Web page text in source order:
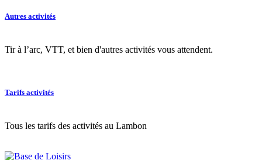
Autres activités
Tir à l’arc, VTT, et bien d'autres activités vous attendent.
Tarifs activités
Tous les tarifs des activités au Lambon